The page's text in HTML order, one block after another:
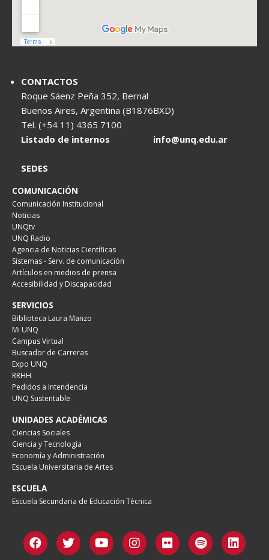
CONTACTOS
Roque Sáenz Peña 352, Bernal
Buenos Aires, Argentina (B1876BXD)
Tel. (+54 11) 4365 7100
Listado de internos
info@unq.edu.ar
SEDES
COMUNICACIÓN
Comunicación Institucional
Noticias
UNQtv
UNQ Radio
Agencia de Noticias Científicas
Sistemas - Serv. de comunicación
Artículos en medios de prensa
Accesibilidad y Discapacidad
SERVICIOS
Biblioteca Laura Manzo
Mi UNQ
Campus Virtual
Buscador de Carreras
Expo UNQ
RRHH
Pedidos a Intendencia
UNQ Sustentable
UNIDADES ACADÉMICAS
Ciencias Sociales
Ciencia y Tecnología
Economía y Administración
Escuela Universitaria de Artes
ESCUELA
Escuela Secundaria de Educación Técnica